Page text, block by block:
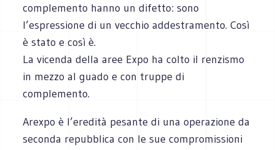
complemento hanno un difetto: sono
l’espressione di un vecchio addestramento. Così
è stato e così è.
La vicenda della aree Expo ha colto il renzismo
in mezzo al guado e con truppe di
complemento.
Arexpo è l’eredità pesante di una operazione da
seconda repubblica con le sue compromissioni